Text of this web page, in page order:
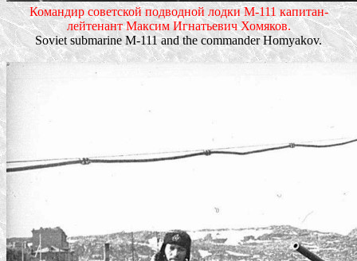
Командир советской подводной лодки М-111 капитан-
лейтенант Максим Игнатьевич Хомяков.
Soviet submarine M-111 and the commander Homyakov.